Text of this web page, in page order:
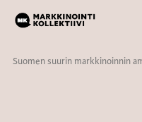
Suomen suurin markkinoinnin